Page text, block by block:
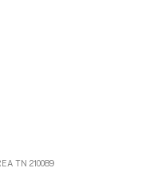
TN 210089